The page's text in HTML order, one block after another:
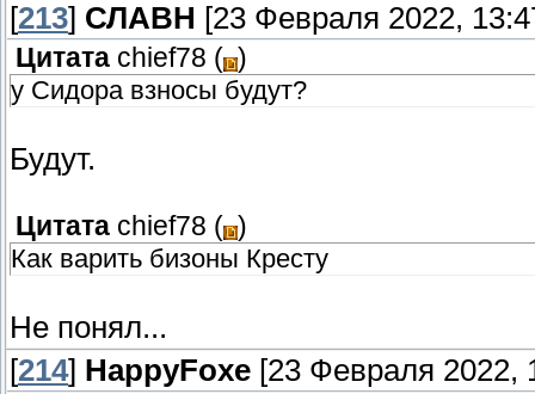
[213] СЛАВН [23 Февраля 2022,
Цитата chief78 ( )
у Сидора взносы будут?
Будут.
Цитата chief78 ( )
Как варить бизоны Кресту
Не понял...
[214] HappyFoxe [23 Февраля 2022,